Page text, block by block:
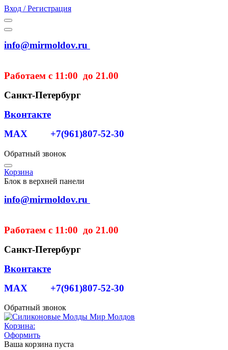
Вход / Регистрация
info@mirmoldov.ru
Работаем с 11:00 до 21.00
Санкт-Петербург
Вконтакте
MAX +7(961)807-52-30
Обратный звонок
Корзина
Блок в верхней панели
info@mirmoldov.ru
Работаем с 11:00 до 21.00
Санкт-Петербург
Вконтакте
MAX +7(961)807-52-30
Обратный звонок
Корзина:
Оформить
Ваша корзина пуста